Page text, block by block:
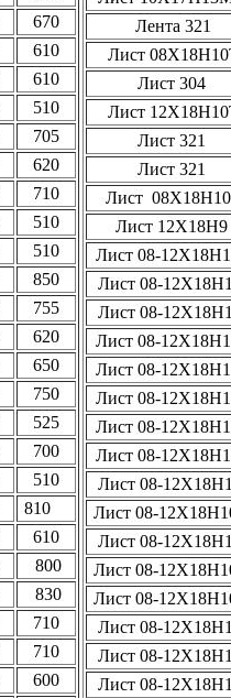
670
610
610
510
705
620
710
510
510
850
755
620
650
750
525
700
510
810
610
800
830
710
710
600
Лента 321
Лист
Лист 304
Лист
Лист 321
Лист 321
Лист
Лист 12Х18Н9
Лист 08-
Лист 08-
Лист 08-
Лист 08-
Лист 08-
Лист 08-
Лист 08-
Лист 08-
Лист 08-
Лист 08-
Лист 08-
Лист 08-
Лист 08-
Лист 08-
Лист 08-
Лист 08-